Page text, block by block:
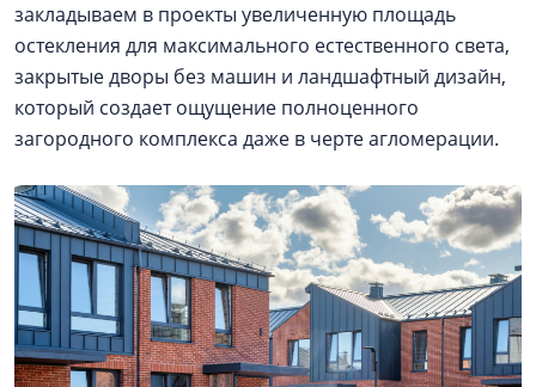
закладываем в проекты увеличенную площадь
остекления для максимального естественного света,
закрытые дворы без машин и ландшафтный дизайн,
который создает ощущение полноценного
загородного комплекса даже в черте агломерации.